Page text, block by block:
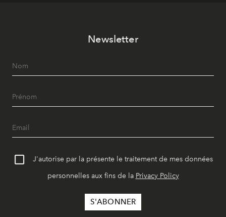
Newsletter
J'autorise par la présente le traitement de mes données
personnelles aux fins de la Privacy Policy